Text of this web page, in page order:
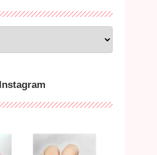
Instagram